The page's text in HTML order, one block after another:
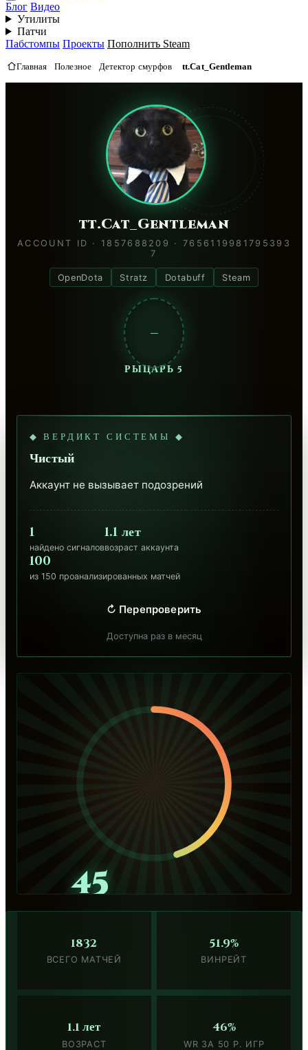
Блог Видео
Утилиты
Патчи
Пабстомпы Проекты Пополнить Steam
Главная Полезное Детектор смурфов tt.Cat_Gentleman
tt.Cat_Gentleman
ACCOUNT ID · 1857688209 · 7656119981795393
7
OpenDota Stratz Dotabuff Steam
—
РЫЦАРЬ 5
◆ ВЕРДИКТ СИСТЕМЫ ◆
Чистый
Аккаунт не вызывает подозрений
1
найдено сигналов
1.1 лет
возраст аккаунта
100
из 150 проанализированных матчей
↻ Перепроверить
Доступна раз в месяц
45
1832
ВСЕГО МАТЧЕЙ
51.9%
ВИНРЕЙТ
1.1 лет
ВОЗРАСТ
46%
WR ЗА 50 Р. ИГР